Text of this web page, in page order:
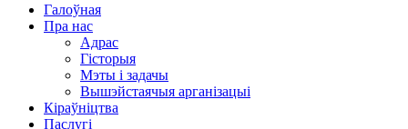
Галоўная
Пра нас
Адрас
Гісторыя
Мэты і задачы
Вышэйстаячыя арганізацыі
Кіраўніцтва
Паслугi